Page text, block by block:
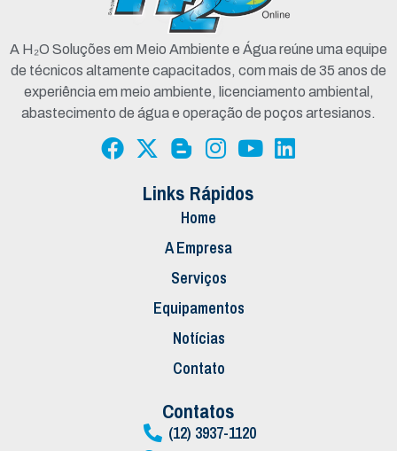
A H₂O Soluções em Meio Ambiente e Água reúne uma equipe
de técnicos altamente capacitados, com mais de 35 anos de
experiência em meio ambiente, licenciamento ambiental,
abastecimento de água e operação de poços artesianos.
Links Rápidos
Home
A Empresa
Serviços
Equipamentos
Notícias
Contato
Contatos
(12) 3937-1120